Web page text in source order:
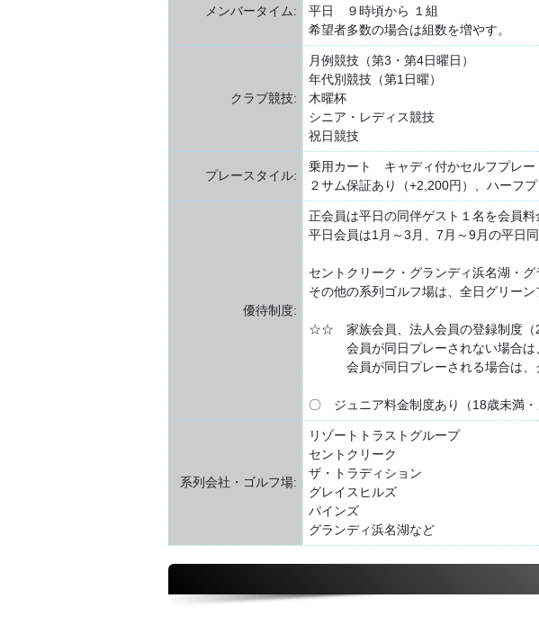
メンバータイム:
平日 ９時頃から １組
希望者多数の場合は組数を増やす。
クラブ競技:
月例競技（第3・第4日曜日）
年代別競技（第1日曜）
木曜杯
シニア・レディス競技
祝日競技
プレースタイル:
乗用カート キャディ付かセルフプレー
２サム保証あり（+2,200円）、ハーフ
優待制度:
正会員は平日の同伴ゲスト１名を会員料
平日会員は1月～3月、7月～9月の平日
セントクリーク・グランディ浜名湖・
その他の系列ゴルフ場は、全日グリー
☆☆ 家族会員、法人会員の登録制度（2
会員が同日プレーされない場合は
会員が同日プレーされる場合は、
〇 ジュニア料金制度あり（18歳未満・
系列会社・ゴルフ場:
リゾートトラストグループ
セントクリーク
ザ・トラディション
グレイスヒルズ
パインズ
グランディ浜名湖など